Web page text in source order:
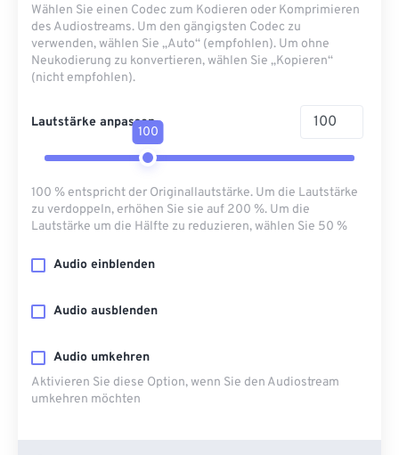
Wählen Sie einen Codec zum Kodieren oder Komprimieren
des Audiostreams. Um den gängigsten Codec zu
verwenden, wählen Sie „Auto“ (empfohlen). Um ohne
Neukodierung zu konvertieren, wählen Sie „Kopieren“
(nicht empfohlen).
Lautstärke anpassen
100
100 % entspricht der Originallautstärke. Um die Lautstärke
zu verdoppeln, erhöhen Sie sie auf 200 %. Um die
Lautstärke um die Hälfte zu reduzieren, wählen Sie 50 %
Audio einblenden
Audio ausblenden
Audio umkehren
Aktivieren Sie diese Option, wenn Sie den Audiostream
umkehren möchten